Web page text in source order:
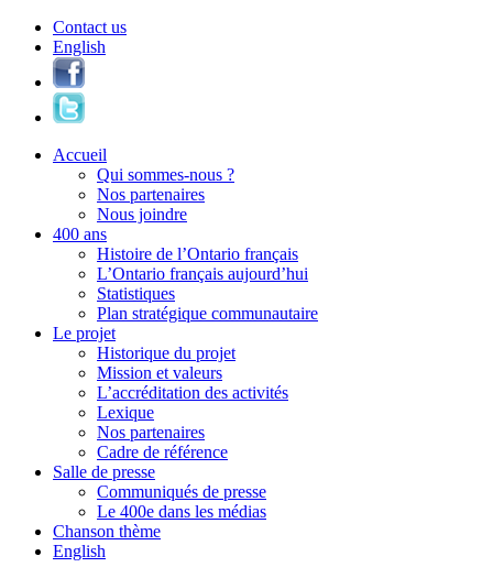
Contact us
English
Accueil
Qui sommes-nous ?
Nos partenaires
Nous joindre
400 ans
Histoire de l’Ontario français
L’Ontario français aujourd’hui
Statistiques
Plan stratégique communautaire
Le projet
Historique du projet
Mission et valeurs
L’accréditation des activités
Lexique
Nos partenaires
Cadre de référence
Salle de presse
Communiqués de presse
Le 400e dans les médias
Chanson thème
English